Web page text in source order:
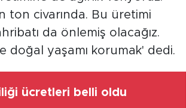
ton civarında. Bu üretimi
da önlemiş olacağız.
doğal yaşamı korumak' dedi.
ücretleri belli oldu